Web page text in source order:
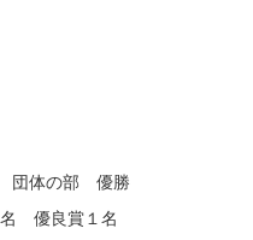
団体の部 優勝
優良賞１名